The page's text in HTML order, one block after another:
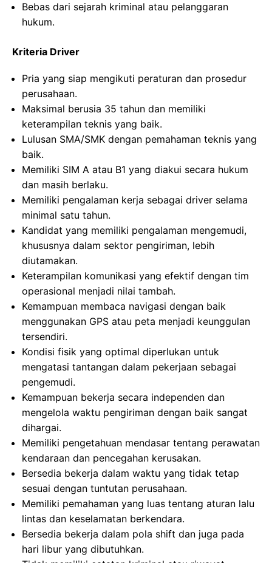
Bebas dari sejarah kriminal atau pelanggaran
hukum.
Kriteria Driver
Pria yang siap mengikuti peraturan dan prosedur
perusahaan.
Maksimal berusia 35 tahun dan memiliki
keterampilan teknis yang baik.
Lulusan SMA/SMK dengan pemahaman teknis yang
baik.
Memiliki SIM A atau B1 yang diakui secara hukum
dan masih berlaku.
Memiliki pengalaman kerja sebagai driver selama
minimal satu tahun.
Kandidat yang memiliki pengalaman mengemudi,
khususnya dalam sektor pengiriman, lebih
diutamakan.
Keterampilan komunikasi yang efektif dengan tim
operasional menjadi nilai tambah.
Kemampuan membaca navigasi dengan baik
menggunakan GPS atau peta menjadi keunggulan
tersendiri.
Kondisi fisik yang optimal diperlukan untuk
mengatasi tantangan dalam pekerjaan sebagai
pengemudi.
Kemampuan bekerja secara independen dan
mengelola waktu pengiriman dengan baik sangat
dihargai.
Memiliki pengetahuan mendasar tentang perawatan
kendaraan dan pencegahan kerusakan.
Bersedia bekerja dalam waktu yang tidak tetap
sesuai dengan tuntutan perusahaan.
Memiliki pemahaman yang luas tentang aturan lalu
lintas dan keselamatan berkendara.
Bersedia bekerja dalam pola shift dan juga pada
hari libur yang dibutuhkan.